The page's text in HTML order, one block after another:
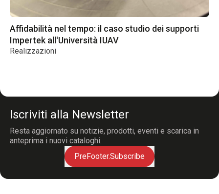
Affidabilità nel tempo: il caso studio dei supporti
Impertek all'Università IUAV
Realizzazioni
Iscriviti alla Newsletter
Resta aggiornato su notizie, prodotti, eventi e scarica in
anteprima i nuovi cataloghi.
PreFooter.Subscribe